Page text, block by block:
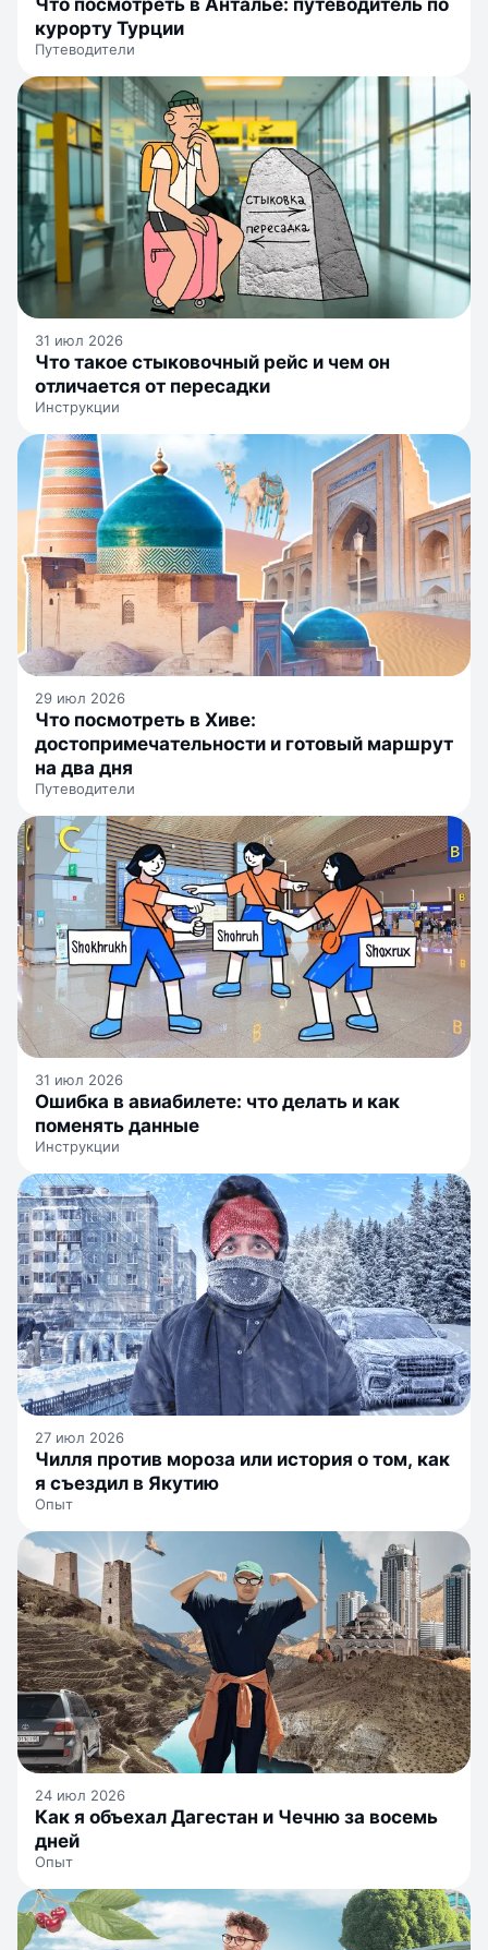
Что посмотреть в Анталье: путеводитель по
курорту Турции
Путеводители
31 июл 2026
Что такое стыковочный рейс и чем он
отличается от пересадки
Инструкции
29 июл 2026
Что посмотреть в Хиве:
достопримечательности и готовый маршрут
на два дня
Путеводители
31 июл 2026
Ошибка в авиабилете: что делать и как
поменять данные
Инструкции
27 июл 2026
Чилля против мороза или история о том, как
я съездил в Якутию
Опыт
24 июл 2026
Как я объехал Дагестан и Чечню за восемь
дней
Опыт